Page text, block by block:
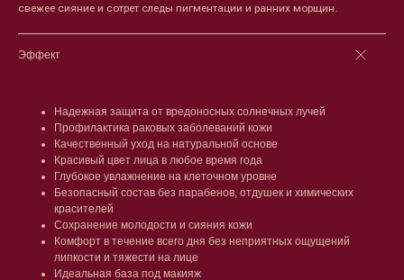
свежее сияние и сотрет следы пигментации и ранних морщин.
Эффект
Надежная защита от вредоносных солнечных лучей
Профилактика раковых заболеваний кожи
Качественный уход на натуральной основе
Красивый цвет лица в любое время года
Глубокое увлажнение на клеточном уровне
Безопасный состав без парабенов, отдушек и химических
красителей
Сохранение молодости и сияния кожи
Комфорт в течение всего дня без неприятных ощущений
липкости и тяжести на лице
Идеальная база под макияж
Тело
Проблемы
Кремы
Лосьоны
Пилинги/масла
Уход за руками
Уход за ногами
Лицо
Очищение
Увлажнение/питание
Сыворотки/ эссенции
Защита от солнца
Тонизация
Восстановление